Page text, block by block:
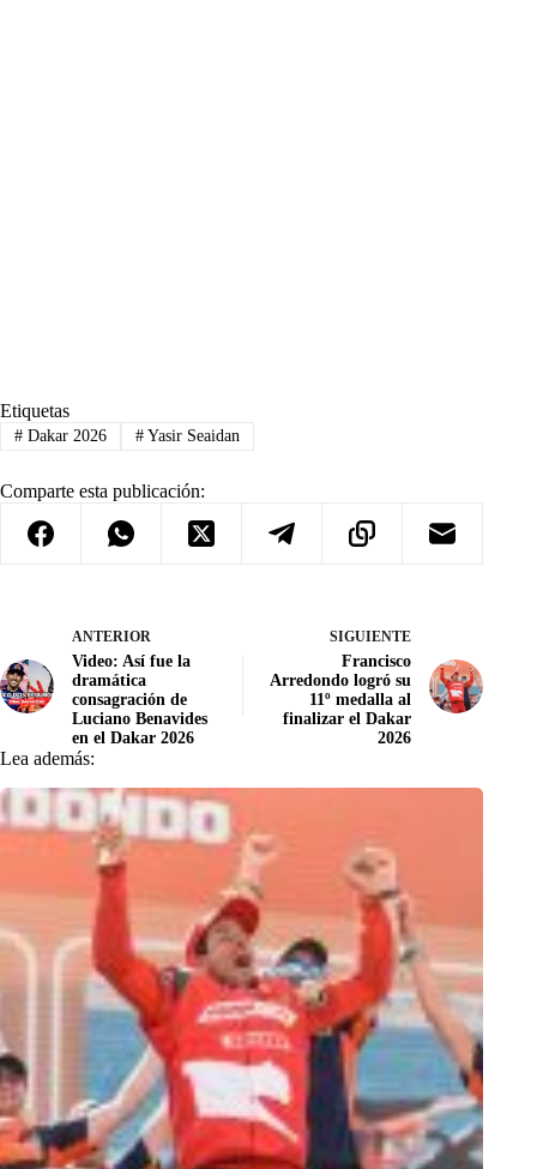
Etiquetas
#Dakar 2026 #Yasir Seaidan
Comparte esta publicación:
ANTERIOR
Video: Así fue la
dramática
consagración de
Luciano Benavides
en el Dakar 2026
SIGUIENTE
Francisco
Arredondo logró su
11º medalla al
finalizar el Dakar
2026
Lea además: